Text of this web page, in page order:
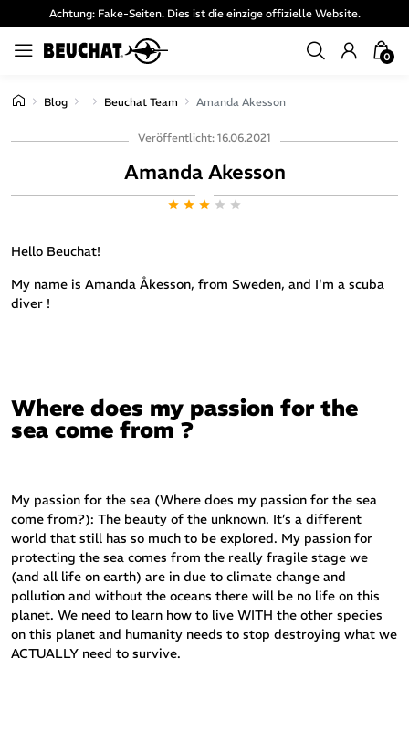
Achtung: Fake-Seiten. Dies ist die einzige offizielle Website.
0
Blog Beuchat Team Amanda Akesson
Veröffentlicht: 16.06.2021
Amanda Akesson
star star star star star
Hello Beuchat!
My name is Amanda Åkesson, from Sweden, and I'm a scuba
diver !
Where does my passion for the
sea come from ?
My passion for the sea (Where does my passion for the sea
come from?): The beauty of the unknown. It’s a different
world that still has so much to be explored. My passion for
protecting the sea comes from the really fragile stage we
(and all life on earth) are in due to climate change and
pollution and without the oceans there will be no life on this
planet. We need to learn how to live WITH the other species
on this planet and humanity needs to stop destroying what we
ACTUALLY need to survive.